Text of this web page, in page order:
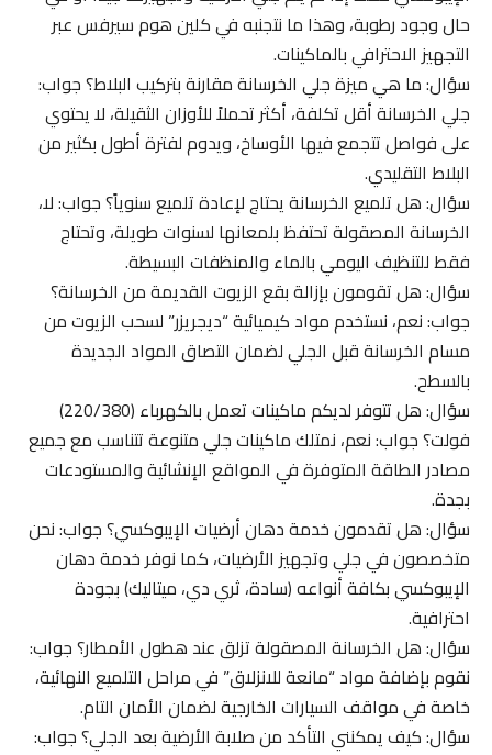
حال وجود رطوبة، وهذا ما نتجنبه في كلين هوم سيرفس عبر
التجهيز الاحترافي بالماكينات.
سؤال: ما هي ميزة جلي الخرسانة مقارنة بتركيب البلاط؟ جواب:
جلي الخرسانة أقل تكلفة، أكثر تحملاً للأوزان الثقيلة، لا يحتوي
على فواصل تتجمع فيها الأوساخ، ويدوم لفترة أطول بكثير من
البلاط التقليدي.
سؤال: هل تلميع الخرسانة يحتاج لإعادة تلميع سنوياً؟ جواب: لا،
الخرسانة المصقولة تحتفظ بلمعانها لسنوات طويلة، وتحتاج
فقط للتنظيف اليومي بالماء والمنظفات البسيطة.
سؤال: هل تقومون بإزالة بقع الزيوت القديمة من الخرسانة؟
جواب: نعم، نستخدم مواد كيميائية “ديجريزر” لسحب الزيوت من
مسام الخرسانة قبل الجلي لضمان التصاق المواد الجديدة
بالسطح.
سؤال: هل تتوفر لديكم ماكينات تعمل بالكهرباء (220/380)
فولت؟ جواب: نعم، نمتلك ماكينات جلي متنوعة تتناسب مع جميع
مصادر الطاقة المتوفرة في المواقع الإنشائية والمستودعات
بجدة.
سؤال: هل تقدمون خدمة دهان أرضيات الإيبوكسي؟ جواب: نحن
متخصصون في جلي وتجهيز الأرضيات، كما نوفر خدمة دهان
الإيبوكسي بكافة أنواعه (سادة، ثري دي، ميتاليك) بجودة
احترافية.
سؤال: هل الخرسانة المصقولة تزلق عند هطول الأمطار؟ جواب:
نقوم بإضافة مواد “مانعة للانزلاق” في مراحل التلميع النهائية،
خاصة في مواقف السيارات الخارجية لضمان الأمان التام.
سؤال: كيف يمكنني التأكد من صلابة الأرضية بعد الجلي؟ جواب: